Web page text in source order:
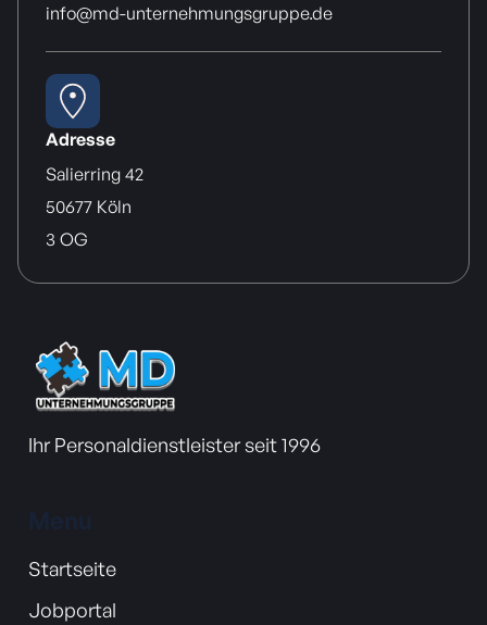
info@md-unternehmungsgruppe.de
Adresse
Salierring 42
50677 Köln
3 OG
Ihr Personaldienstleister seit 1996
Startseite
Jobportal